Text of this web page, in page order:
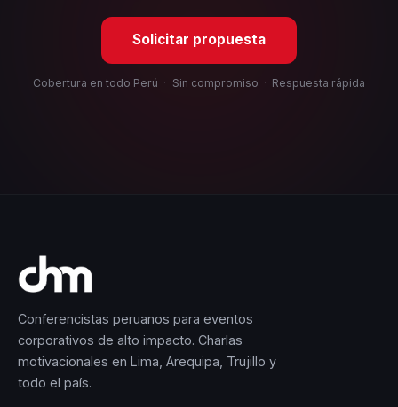
Solicitar propuesta
Cobertura en todo Perú · Sin compromiso · Respuesta rápida
Conferencistas peruanos para eventos
corporativos de alto impacto. Charlas
motivacionales en Lima, Arequipa, Trujillo y
todo el país.